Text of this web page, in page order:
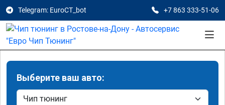
Telegram: EuroCT_bot +7 863 333-51-06
Выберите ваш авто: